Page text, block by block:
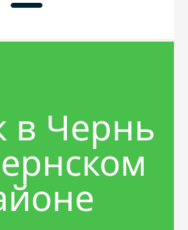
Главная
Песок
Акции
Контакты
в Чернь